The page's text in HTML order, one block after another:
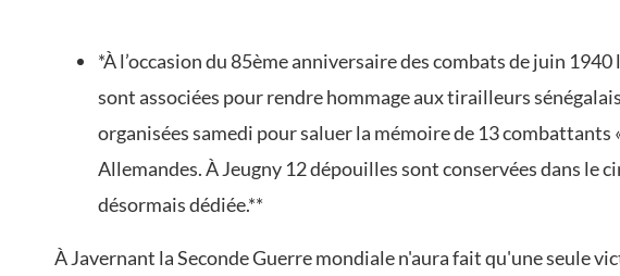
*À l’occasion du 85ème anniversaire des combats de juin
sont associées pour rendre hommage aux tirailleurs
organisées samedi pour saluer la mémoire de 13 combattants
Allemandes. À Jeugny 12 dépouilles sont conservées dans le
désormais dédiée.**
À Javernant la Seconde Guerre mondiale n'aura fait qu'une seule